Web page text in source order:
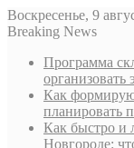
Воскресенье, 9
Breaking News
Программа
организовать
Как
планировать
Как быстро и
Новгороде: